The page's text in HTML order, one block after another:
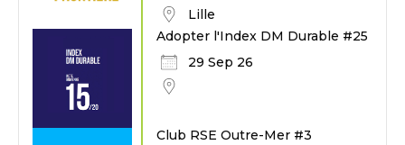
Lille
Adopter l'Index DM Durable #25
29 Sep 26
Club RSE Outre-Mer #3